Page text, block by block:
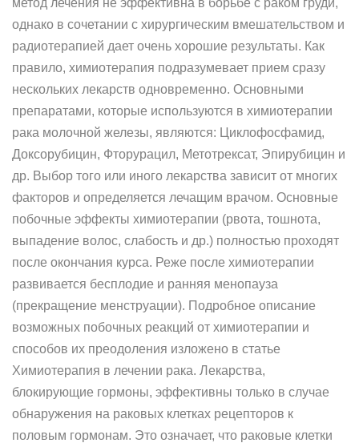
метод лечения не эффективна в борьбе с раком груди,
однако в сочетании с хирургическим вмешательством и
радиотерапией дает очень хорошие результаты. Как
правило, химиотерапия подразумевает прием сразу
нескольких лекарств одновременно. Основными
препаратами, которые используются в химиотерапии
рака молочной железы, являются: Циклофосфамид,
Доксорубицин, Фторурацил, Метотрексат, Эпирубицин и
др. Выбор того или иного лекарства зависит от многих
факторов и определяется лечащим врачом. Основные
побочные эффекты химиотерапии (рвота, тошнота,
выпадение волос, слабость и др.) полностью проходят
после окончания курса. Реже после химиотерапии
развивается бесплодие и ранняя менопауза
(прекращение менструации). Подробное описание
возможных побочных реакций от химиотерапии и
способов их преодоления изложено в статье
Химиотерапия в лечении рака. Лекарства,
блокирующие гормоны, эффективны только в случае
обнаружения на раковых клетках рецепторов к
половым гормонам. Это означает, что раковые клетки